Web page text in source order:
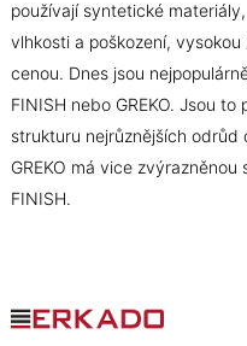
používají syntetické
vlhkosti a poškození,
cenou. Dnes jsou
FINISH nebo GREKO. Jsou
strukturu nejrůznějších
GREKO má vice
FINISH.